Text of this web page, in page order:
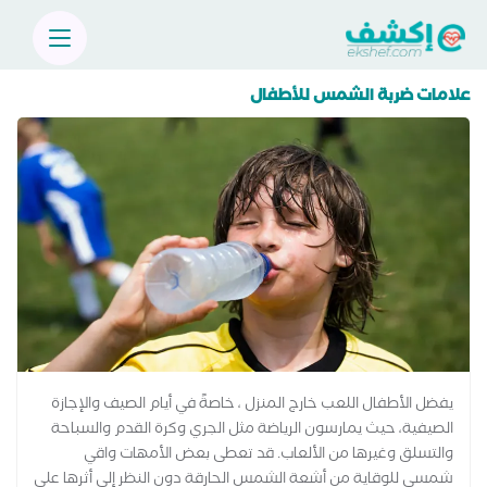
علامات ضربة الشمس للأطفال
يفضل الأطفال اللعب خارج المنزل ، خاصةً في أيام الصيف والإجازة
الصيفية، حيث يمارسون الرياضة مثل الجري وكرة القدم والسباحة
والتسلق وغيرها من الألعاب. قد تعطى بعض الأمهات واقي
شمسي للوقاية من أشعة الشمس الحارقة دون النظر إلى أثرها على